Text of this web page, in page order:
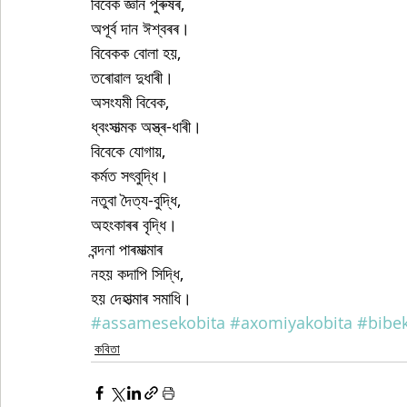
অপূৰ্ব দান ঈশ্বৰৰ।
বিবেকক বোলা হয়,
তৰোৱাল দুধাৰী।
অসংযমী বিবেক,
ধ্বংসাত্মক অস্ত্ৰ-ধাৰী।
বিবেকে যোগায়,
কৰ্মত সৎবুদ্ধি।
নতুবা দৈত্য-বুদ্ধি,
অহংকাৰৰ বৃদ্ধি।
বন্দনা পাৰমাত্মাৰ
নহয় কদাপি সিদ্ধি,
হয় দেহাত্মাৰ সমাধি।
#assamesekobita #axomiyakobita
কবিতা